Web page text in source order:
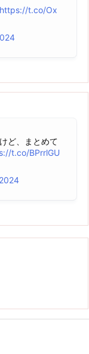
https://t.co/Ox
ど、まとめて
t.co/BPrrlGU